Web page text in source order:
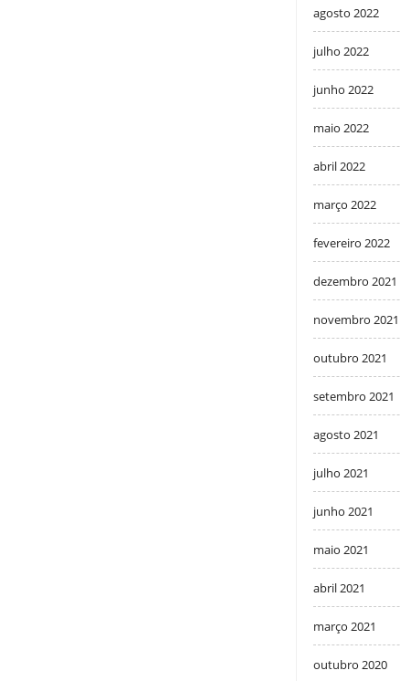
agosto 2022
julho 2022
junho 2022
maio 2022
abril 2022
março 2022
fevereiro 2022
dezembro 2021
novembro 2021
outubro 2021
setembro 2021
agosto 2021
julho 2021
junho 2021
maio 2021
abril 2021
março 2021
outubro 2020